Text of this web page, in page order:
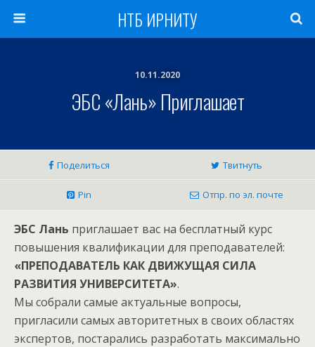
НТБ ИРНИТУ
10.11.2020
ЭБС «Лань» Приглашает
Поделиться Твитнуть
Pin Отпр. по эл. почте
ЭБС Лань приглашает вас на бесплатный курс
повышения квалификации для преподавателей:
«ПРЕПОДАВАТЕЛЬ КАК ДВИЖУЩАЯ СИЛА
РАЗВИТИЯ УНИВЕРСИТЕТА».
Мы собрали самые актуальные вопросы,
пригласили самых авторитетных в своих областях
экспертов, постарались разработать максимально